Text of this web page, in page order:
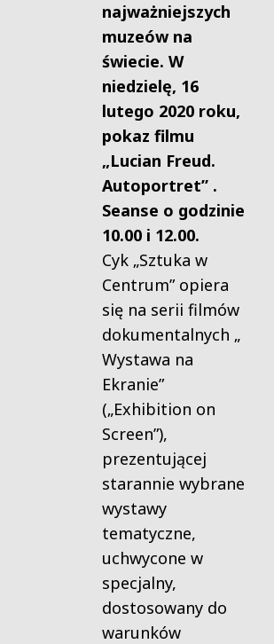
najważniejszych
muzeów na
świecie. W
niedzielę, 16
lutego 2020 roku,
pokaz filmu
„Lucian Freud.
Autoportret” .
Seanse o godzinie
10.00 i 12.00.
Cyk „Sztuka w
Centrum” opiera
się na serii filmów
dokumentalnych „
Wystawa na
Ekranie”
(„Exhibition on
Screen”),
prezentującej
starannie wybrane
wystawy
tematyczne,
uchwycone w
specjalny,
dostosowany do
warunków